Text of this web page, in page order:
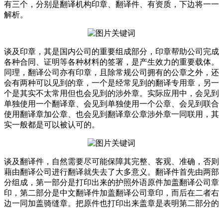
有三个，分别是翻译机构印章、翻译件、有资质，下边将一一
解析。
谈及印章，其是国内公司的重要组成部分，印章帮助公司完成
各种合同、证明等各种材料的签署，是产生效力的重要载体。
同理，翻译公司亦有印章，且除常规公司拥有的公章之外，还
会有两种可以见到的章，一个是经常见到的翻译专用章，另一
个是其实不太常用但也会见到的涉外章。实际应用中，会见到
单独使用一个翻译章、会见到单独使用一个公章、会见到联合
使用翻译章加公章、也会见到翻译章公章涉外章一同联用，其
实一般都是可以被认可的。
谈及翻译件，自然需要尽可能保障其完整、客观、准确，否则
藉由翻译公司进行翻译就失去了大多意义。翻译件首先由两部
分组成，第一部分是打印出来的护照外语原件加盖翻译公司章
印，第二部分是中文翻译件加盖翻译公司章印，而后在二者右
边一同加盖骑缝章。把原件也打印出来盖章是表明第二部分的